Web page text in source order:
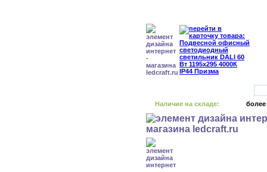
Наличие на складе: более